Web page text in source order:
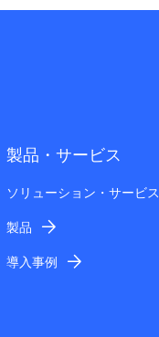
製品・サービス
ソリューション・サービス
製品
導入事例